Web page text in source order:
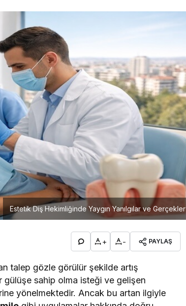
Estetik Diş Hekimliğinde Yaygın Yanılgılar ve Gerçekler
+ - PAYLAŞ
talep gözle görülür şekilde artış
gülüşe sahip olma isteği ve gelişen
yönelmektedir. Ancak bu artan ilgiyle